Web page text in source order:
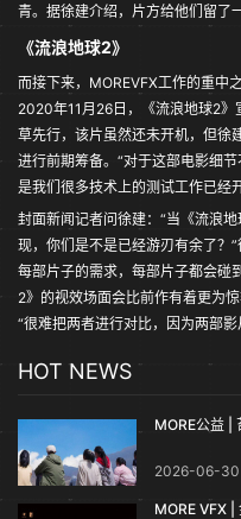
青。据徐建介绍，片方给他们留了
《流浪地球2》
而接下来，MOREVFX工作的重中
2020年11月26日，《流浪地球2
草先行，该片虽然还未开机，但徐
进行前期筹备。“对于这部电影细
是我们很多技术上的测试工作已经
封面新闻记者问徐建：“当《流浪
现，你们是不是已经游刃有余了？
每部片子的需求，每部片子都会碰
2》的视效场面会比前作有着更为
“很难把两者进行对比，因为两部
HOT NEWS
MORE公益 |
2026-06-30
MORE VFX |